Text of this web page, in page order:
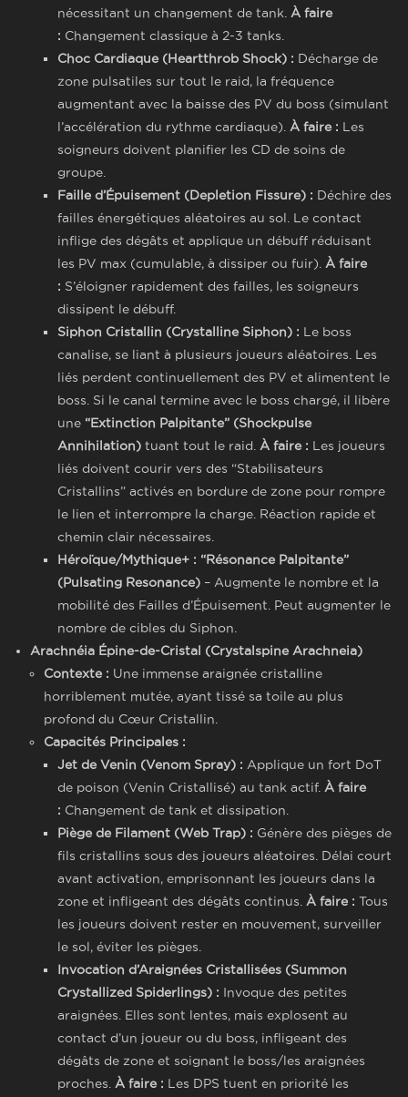
nécessitant un changement de tank. À faire
: Changement classique à 2-3 tanks.
Choc Cardiaque (Heartthrob Shock) : Décharge de
zone pulsatiles sur tout le raid, la fréquence
augmentant avec la baisse des PV du boss (simulant
l’accélération du rythme cardiaque). À faire : Les
soigneurs doivent planifier les CD de soins de
groupe.
Faille d’Épuisement (Depletion Fissure) : Déchire des
failles énergétiques aléatoires au sol. Le contact
inflige des dégâts et applique un débuff réduisant
les PV max (cumulable, à dissiper ou fuir). À faire
: S’éloigner rapidement des failles, les soigneurs
dissipent le débuff.
Siphon Cristallin (Crystalline Siphon) : Le boss
canalise, se liant à plusieurs joueurs aléatoires. Les
liés perdent continuellement des PV et alimentent le
boss. Si le canal termine avec le boss chargé, il libère
une “Extinction Palpitante” (Shockpulse
Annihilation)tuant tout le raid. À faire : Les joueurs
liés doivent courir vers des “Stabilisateurs
Cristallins” activés en bordure de zone pour rompre
le lien et interrompre la charge. Réaction rapide et
chemin clair nécessaires.
Héroïque/Mythique+ : “Résonance Palpitante”
(Pulsating Resonance)– Augmente le nombre et la
mobilité des Failles d’Épuisement. Peut augmenter le
nombre de cibles du Siphon.
Arachnéia Épine-de-Cristal (Crystalspine Arachneia)
Contexte : Une immense araignée cristalline
horriblement mutée, ayant tissé sa toile au plus
profond du Cœur Cristallin.
Capacités Principales :
Jet de Venin (Venom Spray) : Applique un fort DoT
de poison (Venin Cristallisé) au tank actif. À faire
: Changement de tank et dissipation.
Piège de Filament (Web Trap) : Génère des pièges de
fils cristallins sous des joueurs aléatoires. Délai court
avant activation, emprisonnant les joueurs dans la
zone et infligeant des dégâts continus. À faire : Tous
les joueurs doivent rester en mouvement, surveiller
le sol, éviter les pièges.
Invocation d’Araignées Cristallisées (Summon
Crystallized Spiderlings) : Invoque des petites
araignées. Elles sont lentes, mais explosent au
contact d’un joueur ou du boss, infligeant des
dégâts de zone et soignant le boss/les araignées
proches. À faire : Les DPS tuent en priorité les